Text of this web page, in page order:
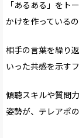
「あるある」をト
かけを作っているの
相手の言葉を繰り
いった共感を示す
傾聴スキルや質問
姿勢が、テレアポ